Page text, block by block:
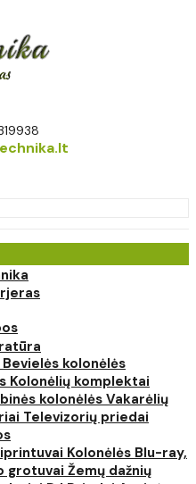
Bevielės kolonėlės
Kolonėlių komplektai
kolonėlės Vakarėlių
Televizorių priedai
Kolonėlės Blu-ray,
grotuvai Žemų dažnių